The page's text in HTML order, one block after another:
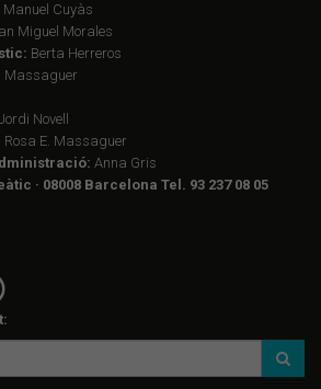
Manuel Cuyàs
Miguel Morales
Berta Herreros
Massaguer
Novell
Rosa E. Massaguer
Anna Gris
· 08008 Barcelona Tel. 93 237 08 05